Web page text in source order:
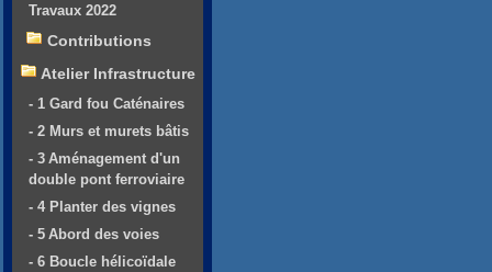
Travaux 2022
Contributions
Atelier Infrastructure
- 1 Gard fou Caténaires
- 2 Murs et murets bâtis
- 3 Aménagement d'un
double pont ferroviaire
- 4 Planter des vignes
- 5 Abord des voies
- 6 Boucle hélicoïdale